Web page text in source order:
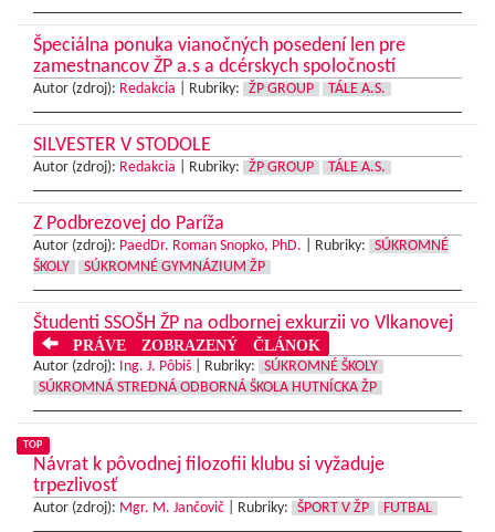
Špeciálna ponuka vianočných posedení len pre
zamestnancov ŽP a.s a dcérskych spoločností
Autor (zdroj): Redakcia Rubriky: ŽP GROUP TÁLE A.S.
SILVESTER V STODOLE
Autor (zdroj): Redakcia Rubriky: ŽP GROUP TÁLE A.S.
Z Podbrezovej do Paríža
Autor (zdroj): PaedDr. Roman Snopko, PhD. Rubriky:
SÚKROMNÉ
ŠKOLY
SÚKROMNÉ GYMNÁZIUM ŽP
Študenti SSOŠH ŽP na odbornej exkurzii vo Vlkanovej
PRÁVE ZOBRAZENÝ ČLÁNOK
Autor (zdroj): Ing. J. Pôbiš Rubriky:
SÚKROMNÉ ŠKOLY
SÚKROMNÁ STREDNÁ ODBORNÁ ŠKOLA HUTNÍCKA ŽP
TOP
Návrat k pôvodnej filozofii klubu si vyžaduje
trpezlivosť
Autor (zdroj): Mgr. M. Jančovič Rubriky: ŠPORT V ŽP FUTBAL